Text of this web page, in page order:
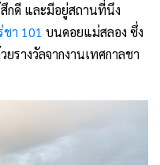
กดี และมีอยู่สถานที่นึง
ชา 101 บนดอยแม่สลอง ซึ่ง
รางวัลจากงานเทศกาลชา